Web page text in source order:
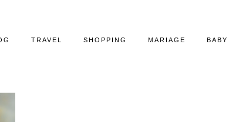
TRAVEL SHOPPING MARIAGE BABY